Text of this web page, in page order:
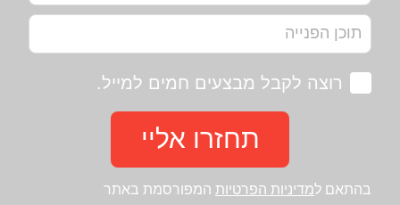
רוצה לקבל מבצעים חמים למייל.
תחזרו אליי
בהתאם למדיניות הפרטיות המפורסמת באתר